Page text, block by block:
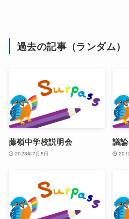
過去の記事（ランダム）
藤嶺中学校説明会
2023年7月5日
議